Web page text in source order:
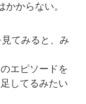
からない。
てみると、み
エピソードを
してるみたい